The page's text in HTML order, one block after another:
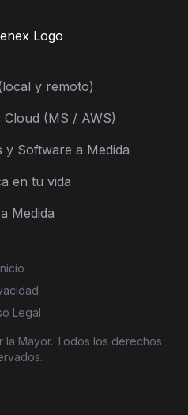
y remoto)
(MS / AWS)
y Software a Medida
en tu vida
Medida
Legal
la Mayor. Todos los derechos